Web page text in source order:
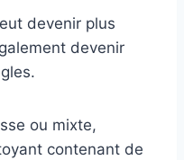
devenir plus
devenir
ou mixte,
contenant de